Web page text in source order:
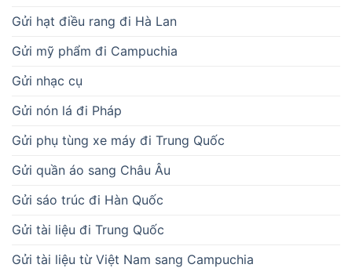
Gửi hạt điều rang đi Hà Lan
Gửi mỹ phẩm đi Campuchia
Gửi nhạc cụ
Gửi nón lá đi Pháp
Gửi phụ tùng xe máy đi Trung Quốc
Gửi quần áo sang Châu Âu
Gửi sáo trúc đi Hàn Quốc
Gửi tài liệu đi Trung Quốc
Gửi tài liệu từ Việt Nam sang Campuchia